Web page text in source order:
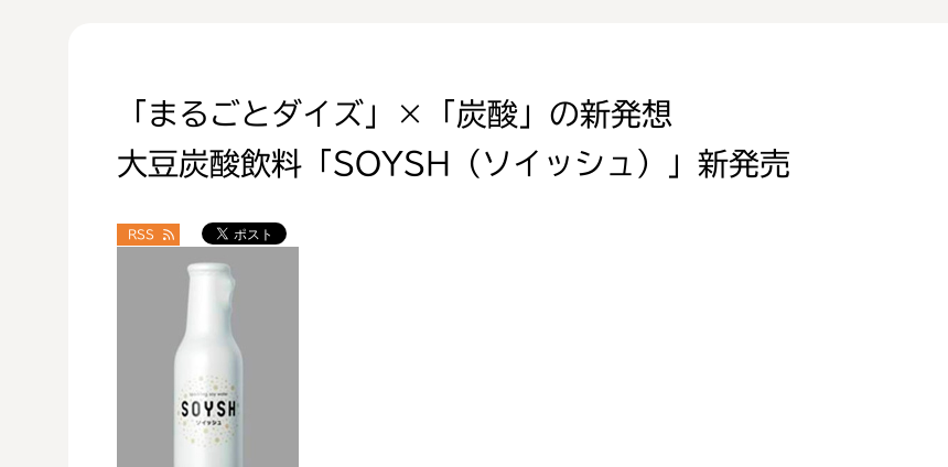
「まるごとダイズ」×「炭酸」の新発想
大豆炭酸飲料「SOYSH（ソイッシュ）」新発売
RSS